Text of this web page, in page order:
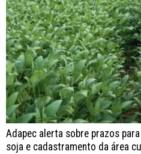
Adapec alerta sobre prazos
soja e cadastramento da área